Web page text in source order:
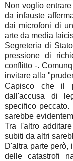
Non voglio
da infauste
dai microfoni di
arte da media
Segreteria di
pressione di
conflitto -.
invitare alla
Capisco che il
dall'accusa di
specifico
sarebbe
Tra l'altro
subiti da altri
D'altra parte
delle catastrofi